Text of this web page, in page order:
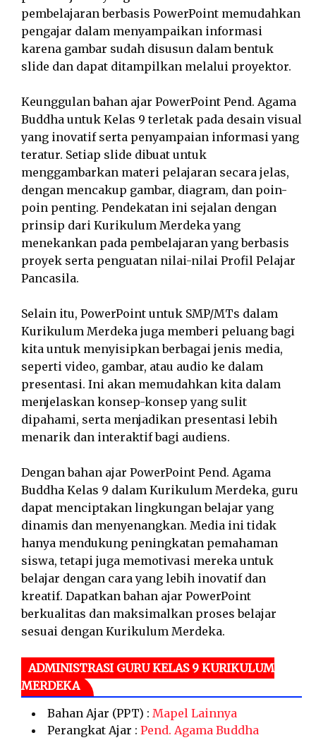
pembelajaran berbasis PowerPoint memudahkan
pengajar dalam menyampaikan informasi
karena gambar sudah disusun dalam bentuk
slide dan dapat ditampilkan melalui proyektor.
Keunggulan bahan ajar PowerPoint Pend. Agama
Buddha untuk Kelas 9 terletak pada desain visual
yang inovatif serta penyampaian informasi yang
teratur. Setiap slide dibuat untuk
menggambarkan materi pelajaran secara jelas,
dengan mencakup gambar, diagram, dan poin-
poin penting. Pendekatan ini sejalan dengan
prinsip dari Kurikulum Merdeka yang
menekankan pada pembelajaran yang berbasis
proyek serta penguatan nilai-nilai Profil Pelajar
Pancasila.
Selain itu, PowerPoint untuk SMP/MTs dalam
Kurikulum Merdeka juga memberi peluang bagi
kita untuk menyisipkan berbagai jenis media,
seperti video, gambar, atau audio ke dalam
presentasi. Ini akan memudahkan kita dalam
menjelaskan konsep-konsep yang sulit
dipahami, serta menjadikan presentasi lebih
menarik dan interaktif bagi audiens.
Dengan bahan ajar PowerPoint Pend. Agama
Buddha Kelas 9 dalam Kurikulum Merdeka, guru
dapat menciptakan lingkungan belajar yang
dinamis dan menyenangkan. Media ini tidak
hanya mendukung peningkatan pemahaman
siswa, tetapi juga memotivasi mereka untuk
belajar dengan cara yang lebih inovatif dan
kreatif. Dapatkan bahan ajar PowerPoint
berkualitas dan maksimalkan proses belajar
sesuai dengan Kurikulum Merdeka.
ADMINISTRASI GURU KELAS 9 KURIKULUM
MERDEKA
Bahan Ajar (PPT) : Mapel Lainnya
Perangkat Ajar : Pend. Agama Buddha